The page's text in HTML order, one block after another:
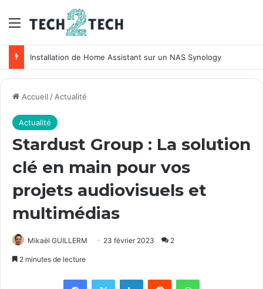
Menu
Installation de Home Assistant sur un NAS Synology
Accueil /Actualité
Actualité
Stardust Group : La solution
clé en main pour vos
projets audiovisuels et
multimédias
Mikaël GUILLERM 23 février 2023 2
2 minutes de lecture
Facebook
X LinkedinReddit WhatsApp